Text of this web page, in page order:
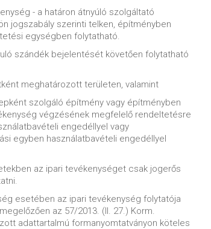
- a határon átnyúló szolgáltató
jogszabály szerinti telken, építményben
egységben folytatható.
szándék bejelentését követően folytatható
meghatározott területen, valamint
szolgáló építmény vagy építményben
végzésének megfelelő rendeltetésre
engedéllyel vagy
egyben használatbavételi engedéllyel
az ipari tevékenységet csak jogerős
esetében az ipari tevékenység folytatója
az 57/2013. (II. 27.) Korm.
adattartalmú formanyomtatványon köteles